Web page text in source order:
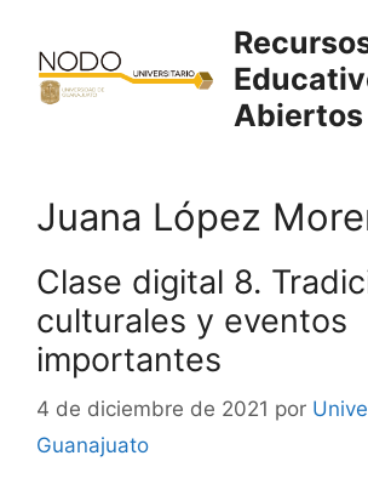
contenido
Abiertos
Juana López
Clase digital 8.
culturales y eventos
importantes
4 de diciembre de 2021 por
Guanajuato